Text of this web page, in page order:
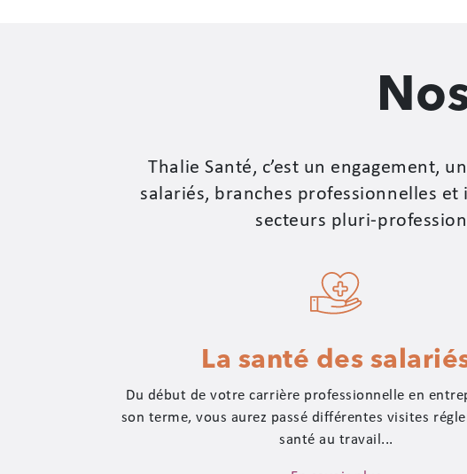
Thalie Santé, c’est un engagement,
salariés, branches professionnelles
secteurs pluri-
La santé des
Du début de votre carrière professionnelle en
son terme, vous aurez passé différentes visites
santé au travail...